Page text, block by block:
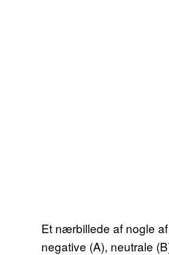
Et nærbillede af nogle
negative (A), neutrale